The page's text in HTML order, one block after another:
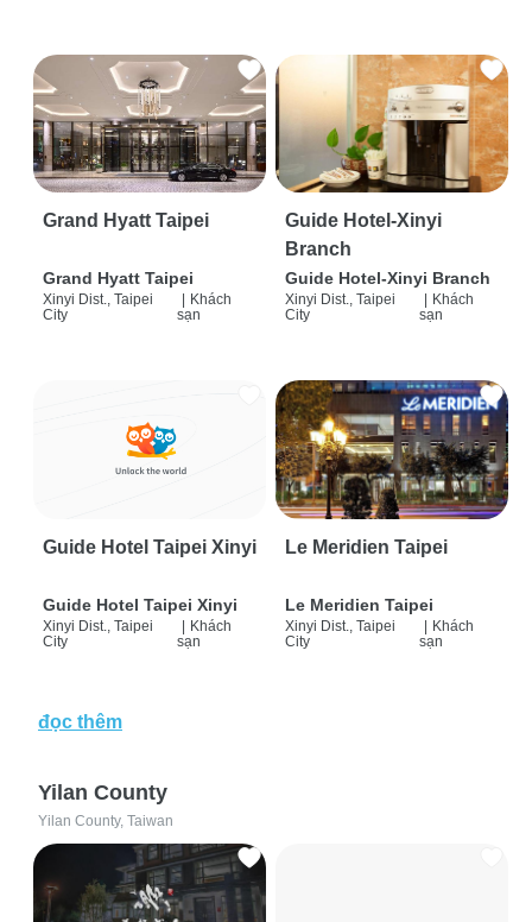
Grand Hyatt Taipei
Grand Hyatt Taipei
Xinyi Dist., Taipei
City
Khách
sạn
Guide Hotel-Xinyi
Branch
Guide Hotel-Xinyi Branch
Xinyi Dist., Taipei
City
Khách
sạn
Guide Hotel Taipei Xinyi
Guide Hotel Taipei Xinyi
Xinyi Dist., Taipei
City
| Khách
sạn
Le Meridien Taipei
Le Meridien Taipei
Xinyi Dist., Taipei
City
| Khách
sạn
đọc thêm
Yilan County
Yilan County, Taiwan